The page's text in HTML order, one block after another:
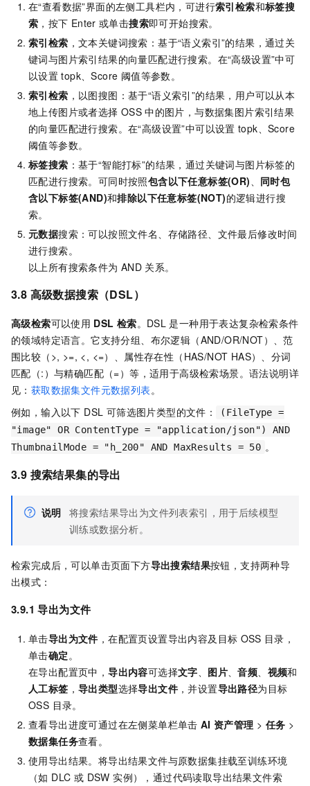
在“查看数据”界面的左侧工具栏内，可进行索引检索和标签搜
索 ，按下 Enter 或单击搜索即可开始搜索。
索引检索 ，文本关键词搜索：基于“语义索引”的结果，通过关
键词与图片索引结果的向量匹配进行搜索。在“高级设置”中可
以设置 topk、Score 阈值等参数。
索引检索 ，以图搜图：基于“语义索引”的结果，用户可以从本
地上传图片或者选择 OSS 中的图片，与数据集图片索引结果
的向量匹配进行搜索。在“高级设置”中可以设置 topk、Score
阈值等参数。
标签搜索 ：基于“智能打标”的结果，通过关键词与图片标签的
匹配进行搜索。可同时按照包含以下任意标签(OR)
同时包
含以下标签(AND)和排除以下任意标签(NOT)的逻辑进行搜
索。
元数据搜索：可以按照文件名、存储路径、文件最后修改时间
进行搜索。
以上所有搜索条件为 AND 关系。
3.8 高级数据搜索（DSL）
高级检索可以使用 DSL 检索。DSL 是一种用于表达复杂检索条件
的领域特定语言。它支持分组、布尔逻辑（AND/OR/NOT）、范
围比较（>, >=, <, <=）、属性存在性（HAS/NOT HAS）、分词
匹配（:）与精确匹配（=）等，适用于高级检索场景。语法说明详
见： 获取数据集文件元数据列表。
例如，输入以下 DSL 可筛选图片类型的文件：
(FileType =
"image" OR ContentType = "application/json") AND
ThumbnailMode = "h_200" AND MaxResults = 50 。
3.9 搜索结果集的导出
说明 将搜索结果导出为文件列表索引，用于后续模型
训练或数据分析。
检索完成后，可以单击页面下方导出搜索结果按钮，支持两种导
出模式：
3.9.1 导出为文件
单击导出为文件 ，在配置页设置导出内容及目标 OSS 目录，
单击确定。
在导出配置页中，导出内容可选择文字、 图片、音频、 视频和
人工标签 ，导出类型选择导出文件 ，并设置导出路径为目标
OSS 目录。
查看导出进度可通过在左侧菜单栏单击 AI 资产管理 > 任务 >
数据集任务查看。
使用导出结果。将导出结果文件与原数据集挂载至训练环境
（如 DLC 或 DSW 实例），通过代码读取导出结果文件索